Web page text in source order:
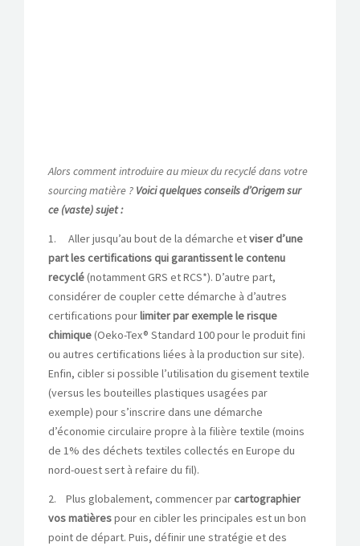
Alors comment introduire au mieux du recyclé dans votre
sourcing matière ? Voici quelques conseils d’Origem sur
ce (vaste) sujet :
1. Aller jusqu’au bout de la démarche etviser d’une
part les certifications qui garantissent le contenu
recyclé(notamment GRS et RCS*). D’autre part,
considérer de coupler cette démarche à d’autres
certifications pourlimiter par exemple le risque
chimique(Oeko-Tex® Standard 100 pour le produit fini
ou autres certifications liées à la production sur site).
Enfin, cibler si possible l’utilisation du gisement textile
(versus les bouteilles plastiques usagées par
exemple) pour s’inscrire dans une démarche
d’économie circulaire propre à la filière textile (moins
de 1% des déchets textiles collectés en Europe du
nord-ouest sert à refaire du fil).
2. Plus globalement, commencer par cartographier
vos matièrespour en cibler les principales est un bon
point de départ. Puis, définir une stratégie et des